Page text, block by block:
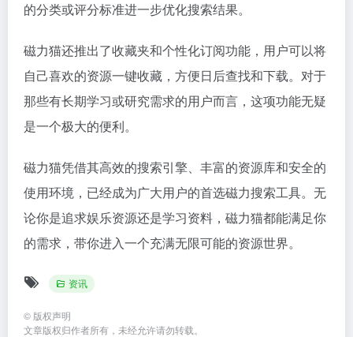
的分类或评分标准进一步优化搜索结果。
磁力猫还推出了收藏夹和个性化订阅功能，用户可以将
自己喜欢的资源一键收藏，方便日后查找和下载。对于
那些有长期学习或研究需求的用户而言，这项功能无疑
是一个极大的便利。
磁力猫凭借其高效的搜索引擎、丰富的资源库和安全的
使用环境，已经成为广大用户的首选磁力搜索工具。无
论你是追求娱乐资源还是学习资料，磁力猫都能满足你
的需求，带你进入一个充满无限可能的资源世界。
资讯
© 版权声明
文章版权归作者所有，未经允许请勿转载。